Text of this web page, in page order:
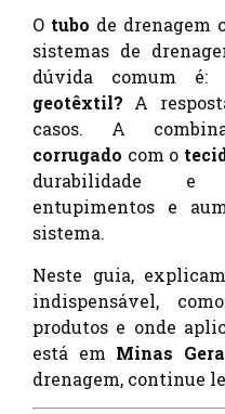
O tubo de drenagem
sistemas de
dúvida comum é:
geotêxtil? A
casos. A
corrugado com o
durabilidade e
entupimentos e
sistema.
Neste guia,
indispensável,
produtos e onde
está em Minas
drenagem, continue